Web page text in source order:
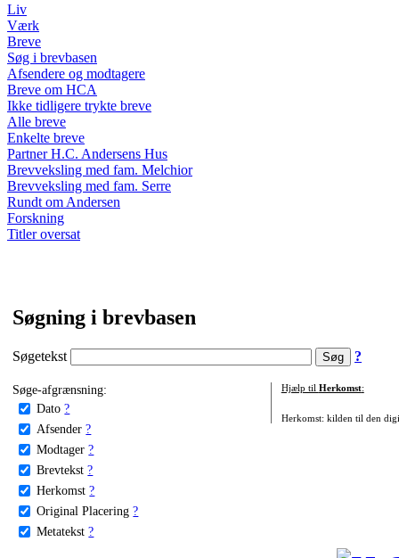
Liv
Værk
Breve
Søg i brevbasen
Afsendere og modtagere
Breve om HCA
Ikke tidligere trykte breve
Alle breve
Enkelte breve
Partner H.C. Andersens Hus
Brevveksling med fam. Melchior
Brevveksling med fam. Serre
Rundt om Andersen
Forskning
Titler oversat
Søgning i brevbasen
Søgetekst ?
Søge-afgrænsning:
Dato ?
Afsender ?
Modtager ?
Brevtekst ?
Herkomst ?
Original Placering ?
Metatekst ?
Hjælp til Herkomst:
Herkomst: kilden til den